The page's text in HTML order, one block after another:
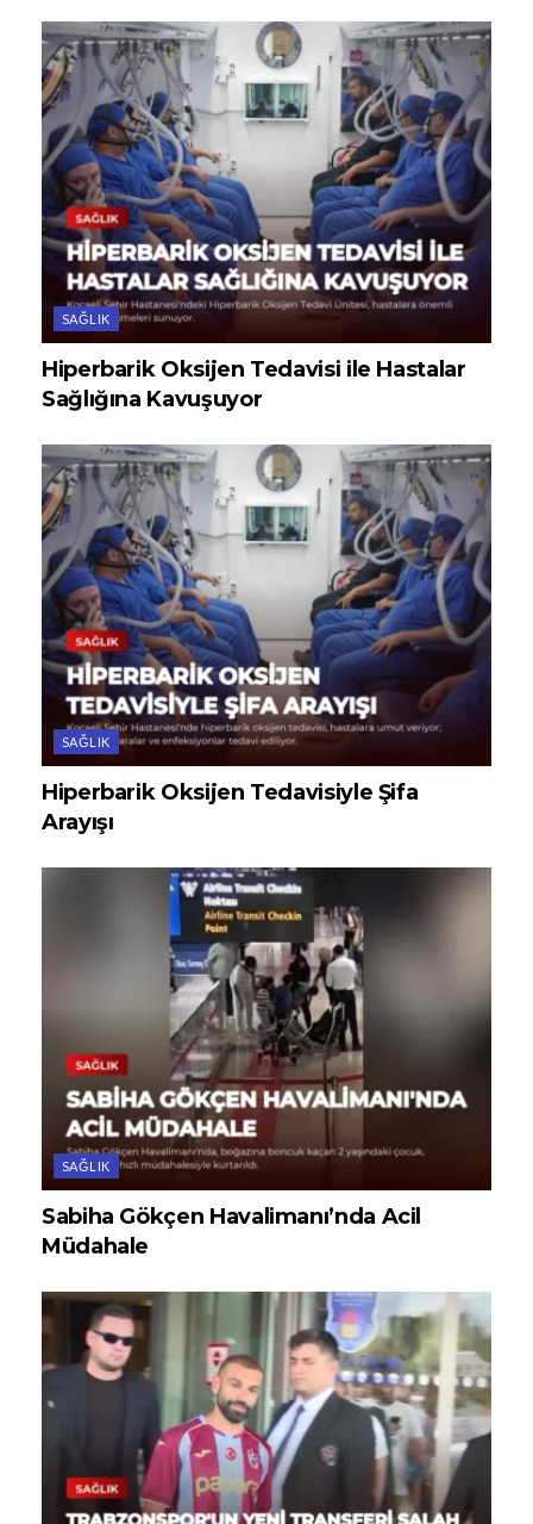
SAĞLIK
Hiperbarik Oksijen Tedavisi ile Hastalar
Sağlığına Kavuşuyor
SAĞLIK
Hiperbarik Oksijen Tedavisiyle Şifa
Arayışı
SAĞLIK
Sabiha Gökçen Havalimanı’nda Acil
Müdahale